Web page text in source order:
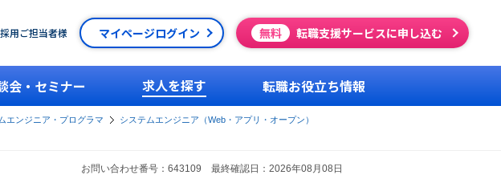
採用ご担当者様 マイページログイン 無料 転職支援サービスに申し込む
会・セミナー 求人を探す 転職お役立ち情報
エンジニア・プログラマ
システムエンジニア（Web・アプリ・オープン）
お問い合わせ番号：643109 最終確認日：2026年08月08日